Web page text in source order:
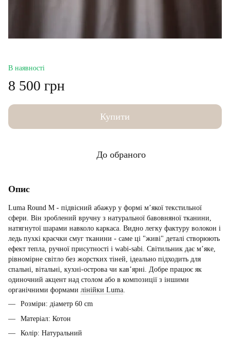
В наявності
8 500 грн
Купити
До обраного
Опис
Luma Round M - підвісний абажур у формі м’якої текстильної
сфери. Він зроблений вручну з натуральної бавовняної тканини,
натягнутої шарами навколо каркаса. Видно легку фактуру волокон і
ледь пухкі краєчки смуг тканини - саме ці "живі" деталі створюють
ефект тепла, ручної присутності і wabi-sabi. Світильник дає м’яке,
рівномірне світло без жорстких тіней, ідеально підходить для
спальнi, вітальні, кухні-острова чи кав’ярні. Добре працює як
одиночний акцент над столом або в композиції з іншими
органічними формами лінійки Luma.
Розміри: діаметр 60 cm
Матеріал: Котон
Колір: Натуральний